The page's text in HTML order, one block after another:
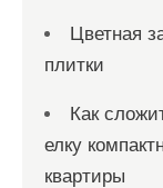
Цветная
плитки
Как
елку
квартиры